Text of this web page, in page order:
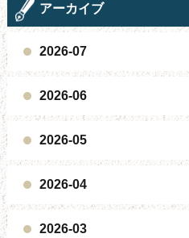
アーカイブ
2026-07
2026-06
2026-05
2026-04
2026-03